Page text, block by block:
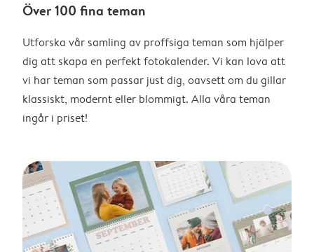
Över 100 fina teman
Utforska vår samling av proffsiga teman som hjälper
dig att skapa en perfekt fotokalender. Vi kan lova att
vi har teman som passar just dig, oavsett om du gillar
klassiskt, modernt eller blommigt. Alla våra teman
ingår i priset!